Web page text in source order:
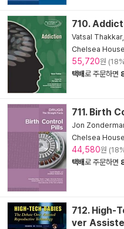
710.
Vatsal
Chelsea
55,720원
택배로 주문하면
711. Birth
Jon
Chelsea
44,580원
택배로 주문하면
712. High-
ver